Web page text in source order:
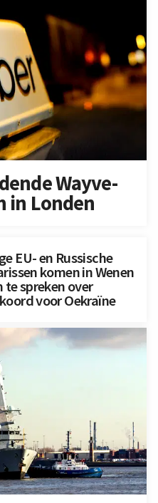
Wayve-
in Londen
EU- en Russische
komen in Wenen
te spreken over
voor Oekraïne